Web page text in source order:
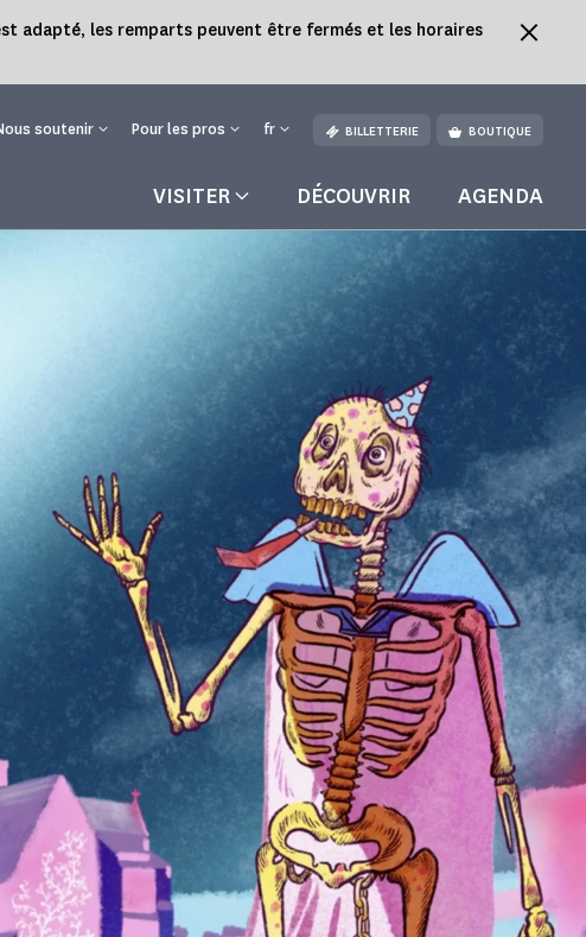
adapté, les remparts peuvent être fermés et les horaires
soutenir Pour les pros fr BILLETTERIE BOUTIQUE
VISITER DÉCOUVRIR AGENDA